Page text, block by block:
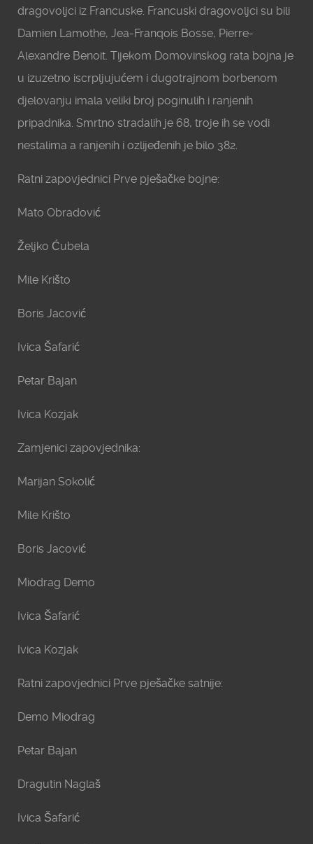
dragovoljci iz Francuske. Francuski dragovoljci su bili
Damien Lamothe, Jea-Franqois Bosse, Pierre-
Alexandre Benoit. Tijekom Domovinskog rata bojna je
u izuzetno iscrpljujućem i dugotrajnom borbenom
djelovanju imala veliki broj poginulih i ranjenih
pripadnika. Smrtno stradalih je 68, troje ih se vodi
nestalima a ranjenih i ozlijeđenih je bilo 382.
Ratni zapovjednici Prve pješačke bojne:
Mato Obradović
Željko Ćubela
Mile Krišto
Boris Jacović
Ivica Šafarić
Petar Bajan
Ivica Kozjak
Zamjenici zapovjednika:
Marijan Sokolić
Mile Krišto
Boris Jacović
Miodrag Demo
Ivica Šafarić
Ivica Kozjak
Ratni zapovjednici Prve pješačke satnije:
Demo Miodrag
Petar Bajan
Dragutin Naglaš
Ivica Šafarić